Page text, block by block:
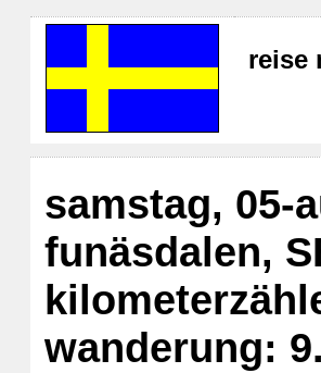
reise
samstag, 05-
funäsdalen,
wanderung: